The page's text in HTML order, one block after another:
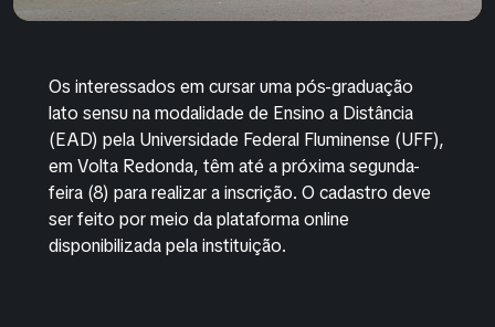
Os interessados em cursar uma pós-graduação
lato sensu na modalidade de Ensino a Distância
(EAD) pela Universidade Federal Fluminense (UFF),
em Volta Redonda, têm até a próxima segunda-
feira (8) para realizar a inscrição. O cadastro deve
ser feito por meio da plataforma online
disponibilizada pela instituição.